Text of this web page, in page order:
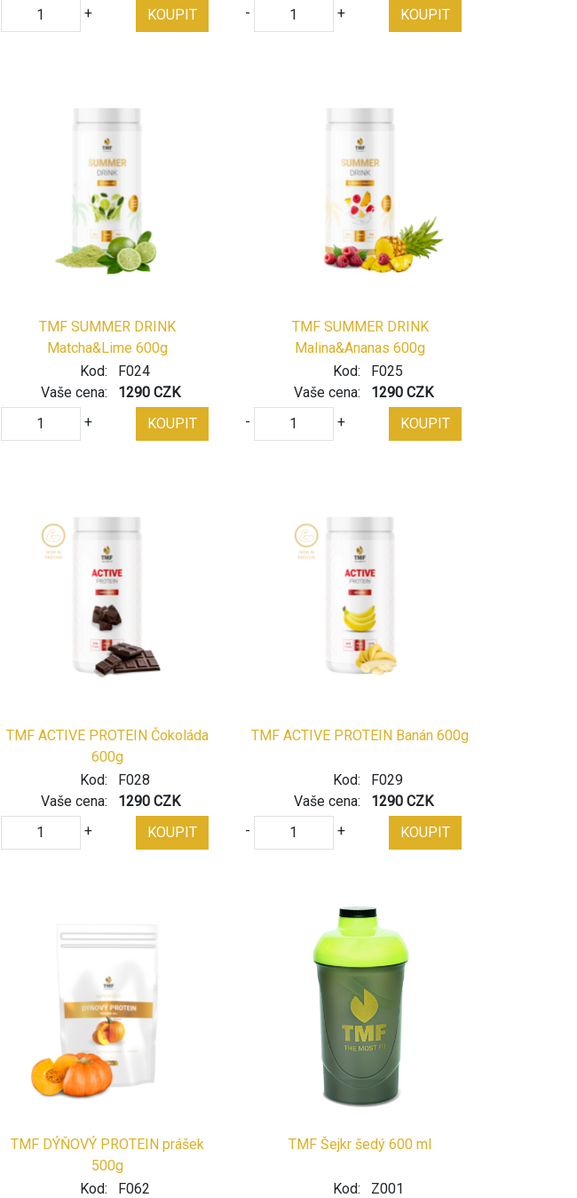
+ KOUPIT
-
+ KOUPIT
TMF SUMMER DRINK
Matcha&Lime 600g
Kod:
F024
Vaše cena:
1290 CZK
+ KOUPIT
TMF SUMMER DRINK
Malina&Ananas 600g
Kod:
F025
Vaše cena:
1290 CZK
-
+ KOUPIT
TMF ACTIVE PROTEIN Čokoláda
600g
Kod:
F028
Vaše cena:
1290 CZK
+ KOUPIT
TMF ACTIVE PROTEIN Banán 600g
Kod:
F029
Vaše cena:
1290 CZK
-
+ KOUPIT
TMF DÝŇOVÝ PROTEIN prášek
500g
Kod:
F062
TMF Šejkr šedý 600 ml
Kod:
Z001